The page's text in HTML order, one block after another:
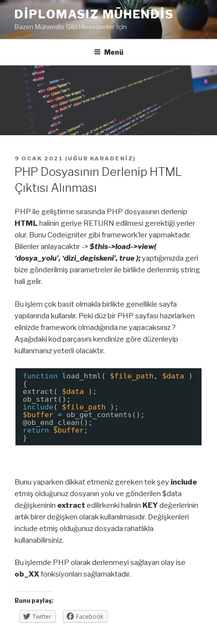
İçeriğe
DIPLOMASIZ MÜHENDIS
Bazen Mühendis Gibi Hissedenler İçin
Menü
YAYIM
TARIHI
9 OCAK 2021 ( UĞUR KARADENIZ)
PHP Dosyasının Derlenip HTML
Çıktısı Alınması
PHP ile geliştirme sırasında PHP dosyasının derlenip
HTML halinin geriye RETURN edilmesi gerektiği yerler
olur. Bunu Codeigniter gibi framework’ler yapmaktadır.
Bilenler anlayacaktır ->$this->load->view(
‘dosya_yolu’, ‘dizi_degiskeni’, true );yaptığımızda geri
bize gönderilmiş parametreler ile birlikte derlenmiş string
hali gelir.
Bu işlem çok basit olmakla birlikte genellikle sayfa
yapılarında kullanılır. Peki düz bir PHP sayfası hazırlarken
elinizde framework olmadığında ne yapacaksınız ?
Aşağıdaki kod parçasını kendinize göre düzenleyip
kullanmanız yeterli olacaktır.
function load_html( $file_path , $data
)
{
extract( $data
);
ob_start();
include ( $file_path
);
$buffer = ob_get_contents();
@ob_end_clean();
return
$buffer;
}
Bunu yaparken dikkat etmeniz gereken tek şey include
etmiş olduğunuz dosyanın yolu ve gönderilen $data
değişkeninin extract edilirkenki halinin KEYdeğerlerinin
artık birer değişken olarak kullanılmasıdır. Değişkenleri
include etmiş olduğunuz dosyada rahatlıkla
kullanabilirsiniz.
Bu işlemde PHP olarak derlenmeyi sağlayan olay ise
ob_XXfonksiyonları sağlamaktadır.
Bunu paylaş:
Twitter Facebook